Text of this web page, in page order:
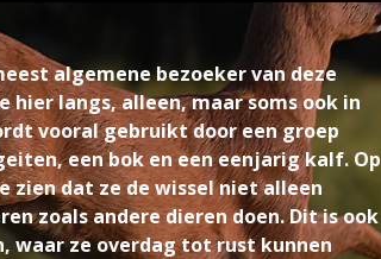
algemene bezoeker van deze
hier langs, alleen, maar soms ook in
vooral gebruikt door een groep
een bok en een eenjarig kalf. Op
zien dat ze de wissel niet alleen
zoals andere dieren doen. Dit is ook
waar ze overdag tot rust kunnen